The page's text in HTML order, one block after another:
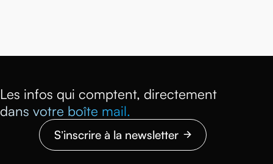
Les infos qui comptent, directement
dans votre boîte mail.
S’inscrire à la newsletter